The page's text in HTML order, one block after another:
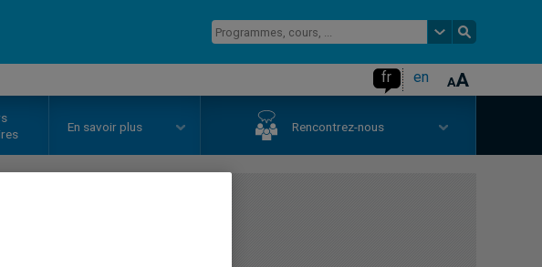
fr en
En savoir plus Rencontrez-nous